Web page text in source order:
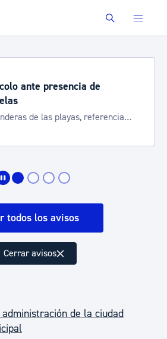
Buscar
ante presencia de
de las playas, referencia
todos los avisos
Cerrar avisos
administración de la ciudad